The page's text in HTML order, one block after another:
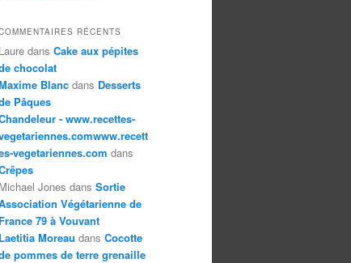
RÉCENTS
Laure dans Cake aux pépites
chocolat
Blanc dans Desserts
Pâques
- www.recettes-
vegetariennes.com dans
Michael Jones dans Sortie
Végétarienne de
France 79 à Vouvant
Laetitia Moreau dans Cocotte
pommes de terre grenaille